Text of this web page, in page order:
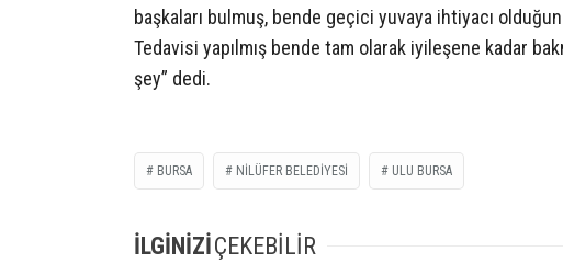
başkaları bulmuş, bende geçici yuvaya ihtiyacı
Tedavisi yapılmış bende tam olarak iyileşene kadar
şey” dedi.
BURSA NILÜFER BELEDIYESI ULU BURSA
İLGİNİZİÇEKEBİLİR